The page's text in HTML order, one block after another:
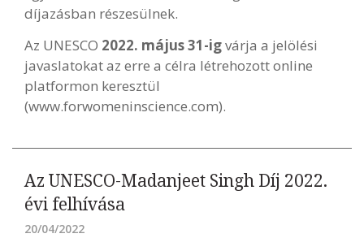
díjazásban részesülnek.
Az UNESCO 2022. május 31-igvárja a jelölési
javaslatokat az erre a célra létrehozott online
platformon keresztül
(www.forwomeninscience.com).
Az UNESCO-Madanjeet Singh Díj 2022.
évi felhívása
20/04/2022